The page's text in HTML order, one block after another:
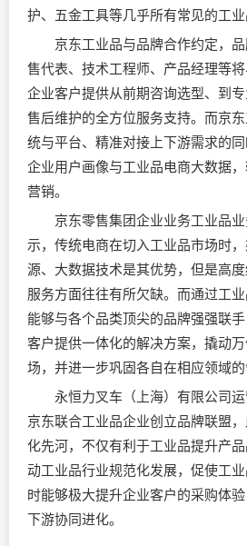
护、五金工具等几乎所有常见的工业
京东工业品与品牌合作约定，品
售代表、技术工程师、产品经理等
企业客户提供从前期咨询选型、到
售后维护的全方位服务支持。而京
统与平台、精准对接上下游需求的
企业用户画像与工业品电商大数据
营销。
京东零售集团企业业务工业品业
示，传统电商在切入工业品市场时
源、大数据技术是其优势，但是高
服务方面往往有所欠缺。而通过工
能够与各个品类顶尖的品牌强强联
客户提供一体化的解决方案，撬动
场，并进一步巩固各自在相应领域的
永恒力叉车（上海）有限公司运
京东联合工业品企业创立品牌联盟
化先河，不仅有利于工业品提升产
动工业品行业规范化发展，促使工
时能够极大提升企业客户的采购体
下游协同进化。